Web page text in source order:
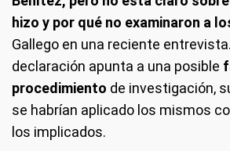
hizo y por qué no examinaron a
Gallego en una reciente
declaración apunta a una posible
procedimiento de investigación,
se habrían aplicado los mismos
los implicados.